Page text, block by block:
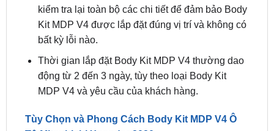
Kiểm tra lại
Sau khi lắp đặt và sơn Body Kit MDP V4 , cần
kiểm tra lại toàn bộ các chi tiết để đảm bảo Body
Kit MDP V4 được lắp đặt đúng vị trí và không có
bất kỳ lỗi nào.
động từ 2 đến 3 ngày, tùy theo loại Body Kit